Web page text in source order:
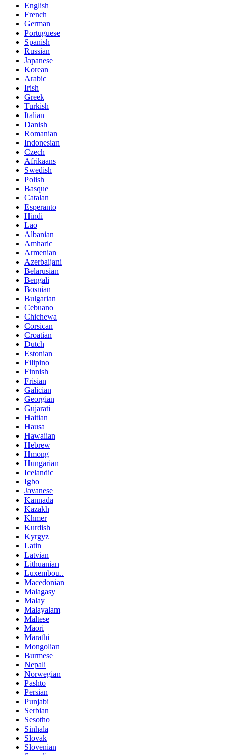
English
French
German
Portuguese
Spanish
Russian
Japanese
Korean
Arabic
Irish
Greek
Turkish
Italian
Danish
Romanian
Indonesian
Czech
Afrikaans
Swedish
Polish
Basque
Catalan
Esperanto
Hindi
Lao
Albanian
Amharic
Armenian
Azerbaijani
Belarusian
Bengali
Bosnian
Bulgarian
Cebuano
Chichewa
Corsican
Croatian
Dutch
Estonian
Filipino
Finnish
Frisian
Galician
Georgian
Gujarati
Haitian
Hausa
Hawaiian
Hebrew
Hmong
Hungarian
Icelandic
Igbo
Javanese
Kannada
Kazakh
Khmer
Kurdish
Kyrgyz
Latin
Latvian
Lithuanian
Luxembou..
Macedonian
Malagasy
Malay
Malayalam
Maltese
Maori
Marathi
Mongolian
Burmese
Nepali
Norwegian
Pashto
Persian
Punjabi
Serbian
Sesotho
Sinhala
Slovak
Slovenian